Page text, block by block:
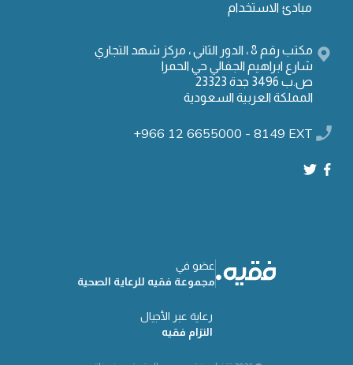
مبادئ الاستخدام
مكتب رقم 8 ، الدور الثاني ، مركز شهد التجاري
شارع ابراهيم الجفالي حي الحمرا
ص.ب 3496 جدة 23323
المملكة العربية السعودية
+966 12 6655000 - 8149 EXT
عضو في
مجموعة فقيه للرعاية الصحية
رعاية عبر الأجيال
التزام فقيه